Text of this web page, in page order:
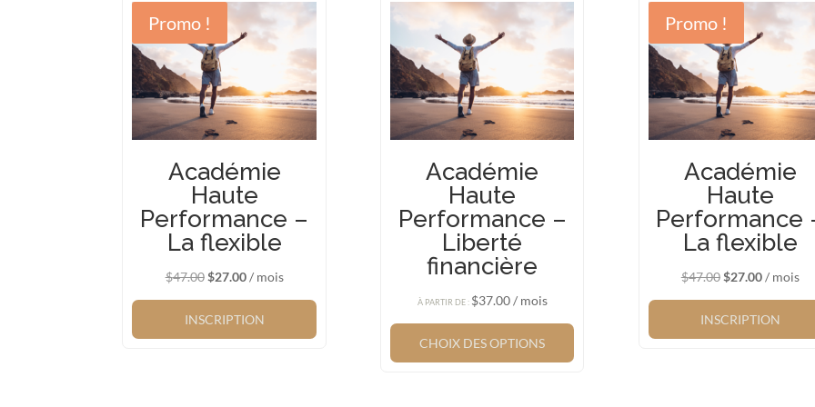
Promo !
Académie
Haute
Performance –
La flexible
$47.00 Le
prix
initial
était :
$27.00Le
prix
actuel
est :
/ mois
INSCRIPTION
Académie
Haute
Performance –
Liberté
financière
À PARTIR DE : $37.00/ mois
CHOIX DES OPTIONS
Promo !
Académie
Haute
Performance
La flexible
$47.00 Le
prix
initial
était :
$27.00Le
prix
actuel
est :
/ mois
INSCRIPTION